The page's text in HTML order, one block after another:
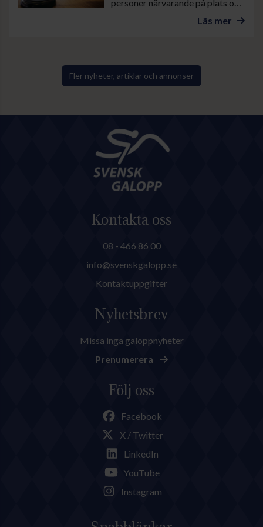
personer närvarande på plats och
ytterligare ett antal åhörare på
styrelsen samt representanter
för valberedning och
Läs mer
Fler nyheter, artiklar och annonser
Kontakta oss
08 - 466 86 00
info@svenskgalopp.se
Kontaktuppgifter
Nyhetsbrev
Missa inga galoppnyheter
Prenumerera
Följ oss
Facebook
X / Twitter
LinkedIn
YouTube
Instagram